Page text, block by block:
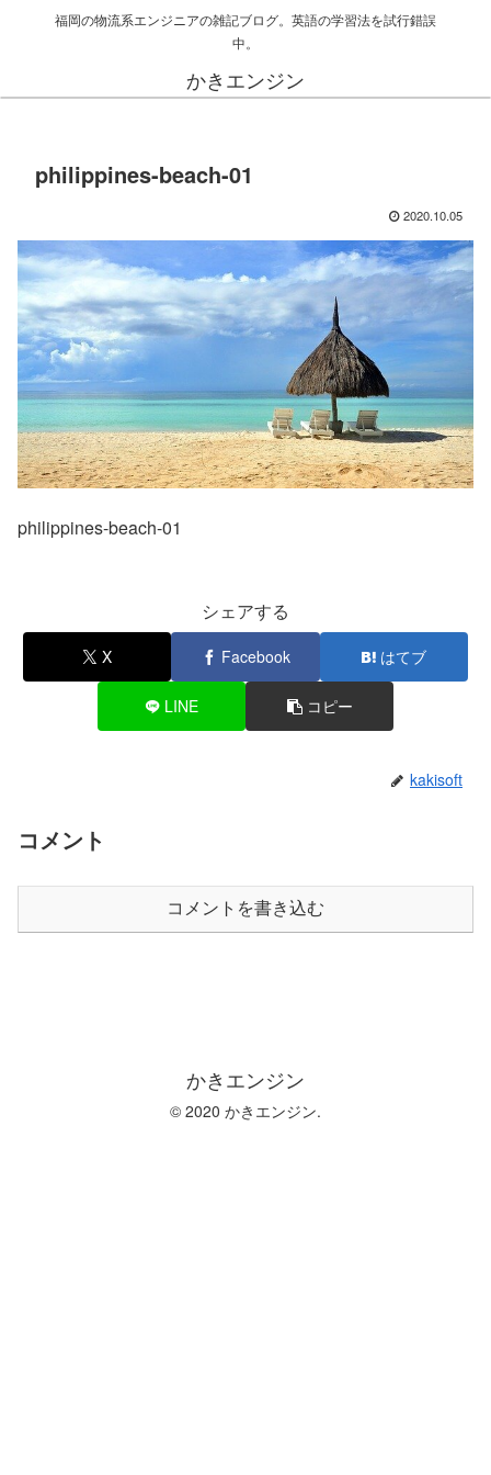
福岡の物流系エンジニアの雑記ブログ。英語の学習法を試行錯誤
中。
かきエンジン
philippines-beach-01
2020.10.05
philippines-beach-01
シェアする
X Facebook はてブ
LINE コピー
kakisoft
コメント
コメントを書き込む
かきエンジン
© 2020 かきエンジン.